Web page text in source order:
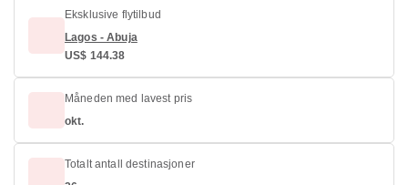
Eksklusive flytilbud
Lagos - Abuja
US$ 144.38
Måneden med lavest pris
okt.
Totalt antall destinasjoner